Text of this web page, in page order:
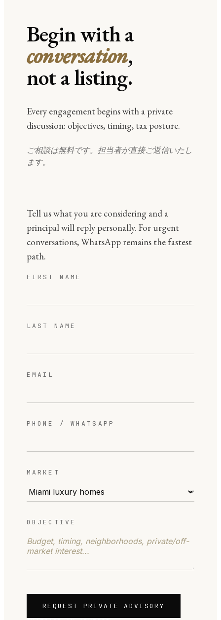
Begin with a
conversation,
not a listing.
Every engagement begins with a private
discussion: objectives, timing, tax posture.
ご相談は無料です。担当者が直接ご返信いたし
ます。
Tell us what you are considering and a
principal will reply personally. For urgent
conversations, WhatsApp remains the fastest
path.
FIRST NAME
LAST NAME
EMAIL
PHONE / WHATSAPP
MARKET
OBJECTIVE
REQUEST PRIVATE ADVISORY